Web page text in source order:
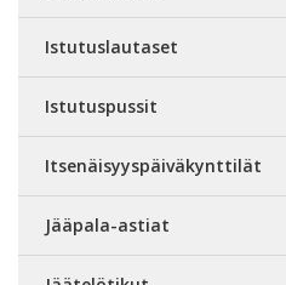
Istutuslautaset
Istutuspussit
Itsenäisyyspäiväkynttilät
Jääpala-astiat